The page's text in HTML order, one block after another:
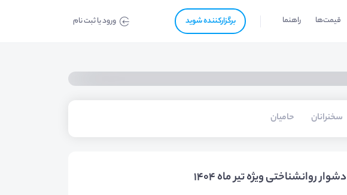
قیمت‌ها راهنما برگزار‌‌کننده شوید ورود یا ثبت نام
سخنرانان حامیان
روانشناختی ویژه تیر ماه 1404